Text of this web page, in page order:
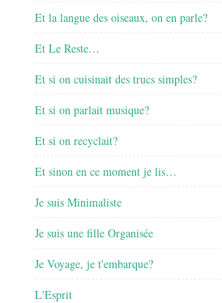
Et la langue des oiseaux, on en parle?
Et Le Reste…
Et si on cuisinait des trucs simples?
Et si on parlait musique?
Et si on recyclait?
Et sinon en ce moment je lis…
Je suis Minimaliste
Je suis une fille Organisée
Je Voyage, je t'embarque?
L'Esprit